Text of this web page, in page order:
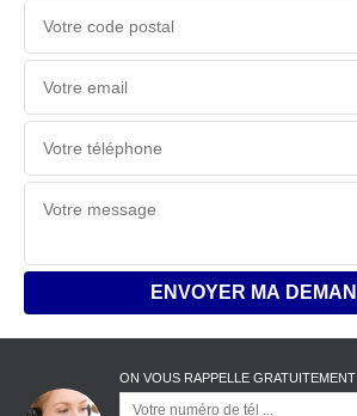
ON VOUS RAPPELLE GRATUITEMENT